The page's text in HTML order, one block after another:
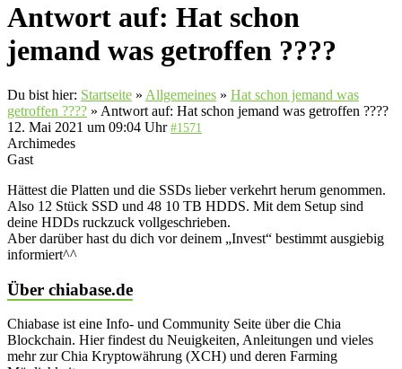
Antwort auf: Hat schon
jemand was getroffen ????
Du bist hier: Startseite » Allgemeines » Hat schon jemand was
getroffen ???? » Antwort auf: Hat schon jemand was getroffen ????
12. Mai 2021 um 09:04 Uhr #1571
Archimedes
Gast
Hättest die Platten und die SSDs lieber verkehrt herum genommen.
Also 12 Stück SSD und 48 10 TB HDDS. Mit dem Setup sind
deine HDDs ruckzuck vollgeschrieben.
Aber darüber hast du dich vor deinem „Invest“ bestimmt ausgiebig
informiert^^
Über chiabase.de
Chiabase ist eine Info- und Community Seite über die Chia
Blockchain. Hier findest du Neuigkeiten, Anleitungen und vieles
mehr zur Chia Kryptowährung (XCH) und deren Farming